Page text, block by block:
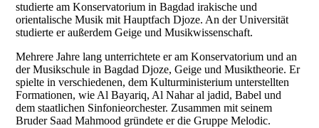
studierte am Konservatorium in Bagdad irakische und
orientalische Musik mit Hauptfach Djoze. An der Universität
studierte er außerdem Geige und Musikwissenschaft.
Mehrere Jahre lang unterrichtete er am Konservatorium und an
der Musikschule in Bagdad Djoze, Geige und Musiktheorie. Er
spielte in verschiedenen, dem Kulturministerium unterstellten
Formationen, wie Al Bayariq, Al Nahar al jadid, Babel und
dem staatlichen Sinfonieorchester. Zusammen mit seinem
Bruder Saad Mahmood gründete er die Gruppe Melodic.